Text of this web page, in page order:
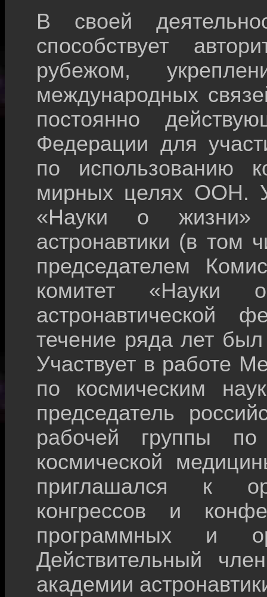
В своей
способствует
рубежом,
международных
постоянно
Федерации для
по использованию
мирных целях ООН.
«Науки о жизни»
астронавтики (в том
председателем
комитет «Науки
течение ряда лет
Участвует в работе
по космическим
председатель
рабочей группы
космической
приглашался к
конгрессов и
программных и
Действительный
академии